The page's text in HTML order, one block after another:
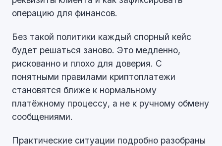
операцию для финансов.
Без такой политики каждый спорный кейс
будет решаться заново. Это медленно,
рискованно и плохо для доверия. С
понятными правилами криптоплатежи
становятся ближе к нормальному
платёжному процессу, а не к ручному обмену
сообщениями.
Практические ситуации подробно разобраны